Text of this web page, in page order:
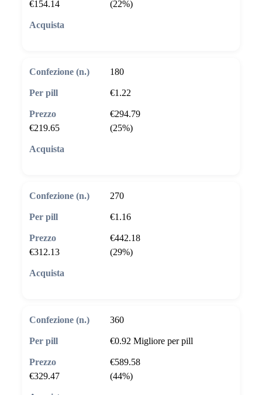
€154.14 (22%)
180
€1.22
€294.79
€219.65
(25%)
270
€1.16
€442.18
€312.13
(29%)
360
€0.92 Migliore per pill
€589.58
€329.47
(44%)